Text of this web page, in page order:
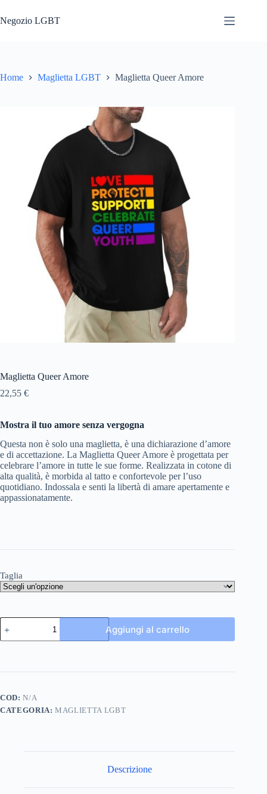
al
contenuto
Negozio LGBT
Home Maglietta LGBT Maglietta Queer Amore
Maglietta Queer Amore
22,55 €
Mostra il tuo amore senza vergogna
Questa non è solo una maglietta, è una dichiarazione d’amore
e di accettazione. La Maglietta Queer Amore è progettata per
celebrare l’amore in tutte le sue forme. Realizzata in cotone di
alta qualità, è morbida al tatto e confortevole per l’uso
quotidiano. Indossala e senti la libertà di amare apertamente e
appassionatamente.
Taglia
Maglietta
Queer
Amore
Aggiungi al carrello
COD:N/A
CATEGORIA:MAGLIETTA LGBT
Descrizione